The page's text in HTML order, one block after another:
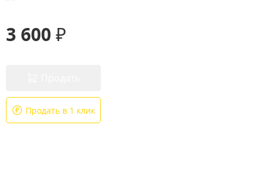
3 600 ₽
Продать в 1 клик